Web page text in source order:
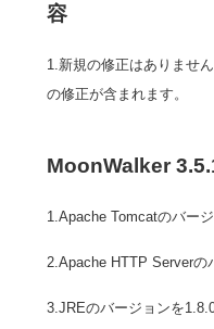
容
1.新規の修正はありませ
の修正が含まれます。
MoonWalker
1.Apache Tomcatのバー
2.Apache HTTP Serverの
3.JREのバージョンを